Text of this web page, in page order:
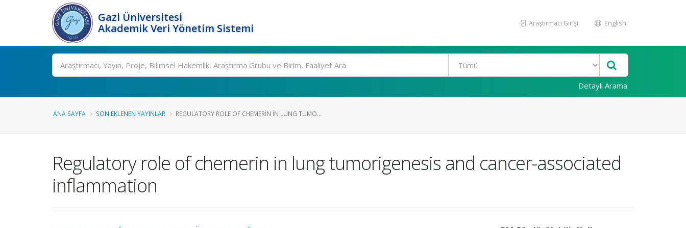
Gazi Üniversitesi
Akademik Veri Yönetim Sistemi
Araştırmacı Girişi English
Ara
Detaylı Arama
ANA SAYFA SON EKLENEN YAYINLAR REGULATORY ROLE OF CHEMERIN IN LUNG TUMO...
Regulatory role of chemerin in lung tumorigenesis and cancer-associated
inflammation